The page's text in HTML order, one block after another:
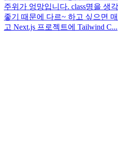
주위가 엉망입니다. class명을 생
좋기 때문에 다르~ 하고 싶으면
고 Next.js 프로젝트에 Tailwind C...